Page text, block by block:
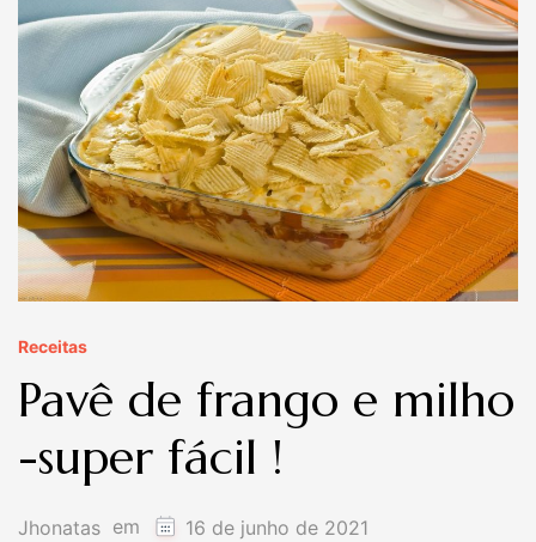
Receitas
Pavê de frango e milho
-super fácil !
Jhonatas em 16 de junho de 2021